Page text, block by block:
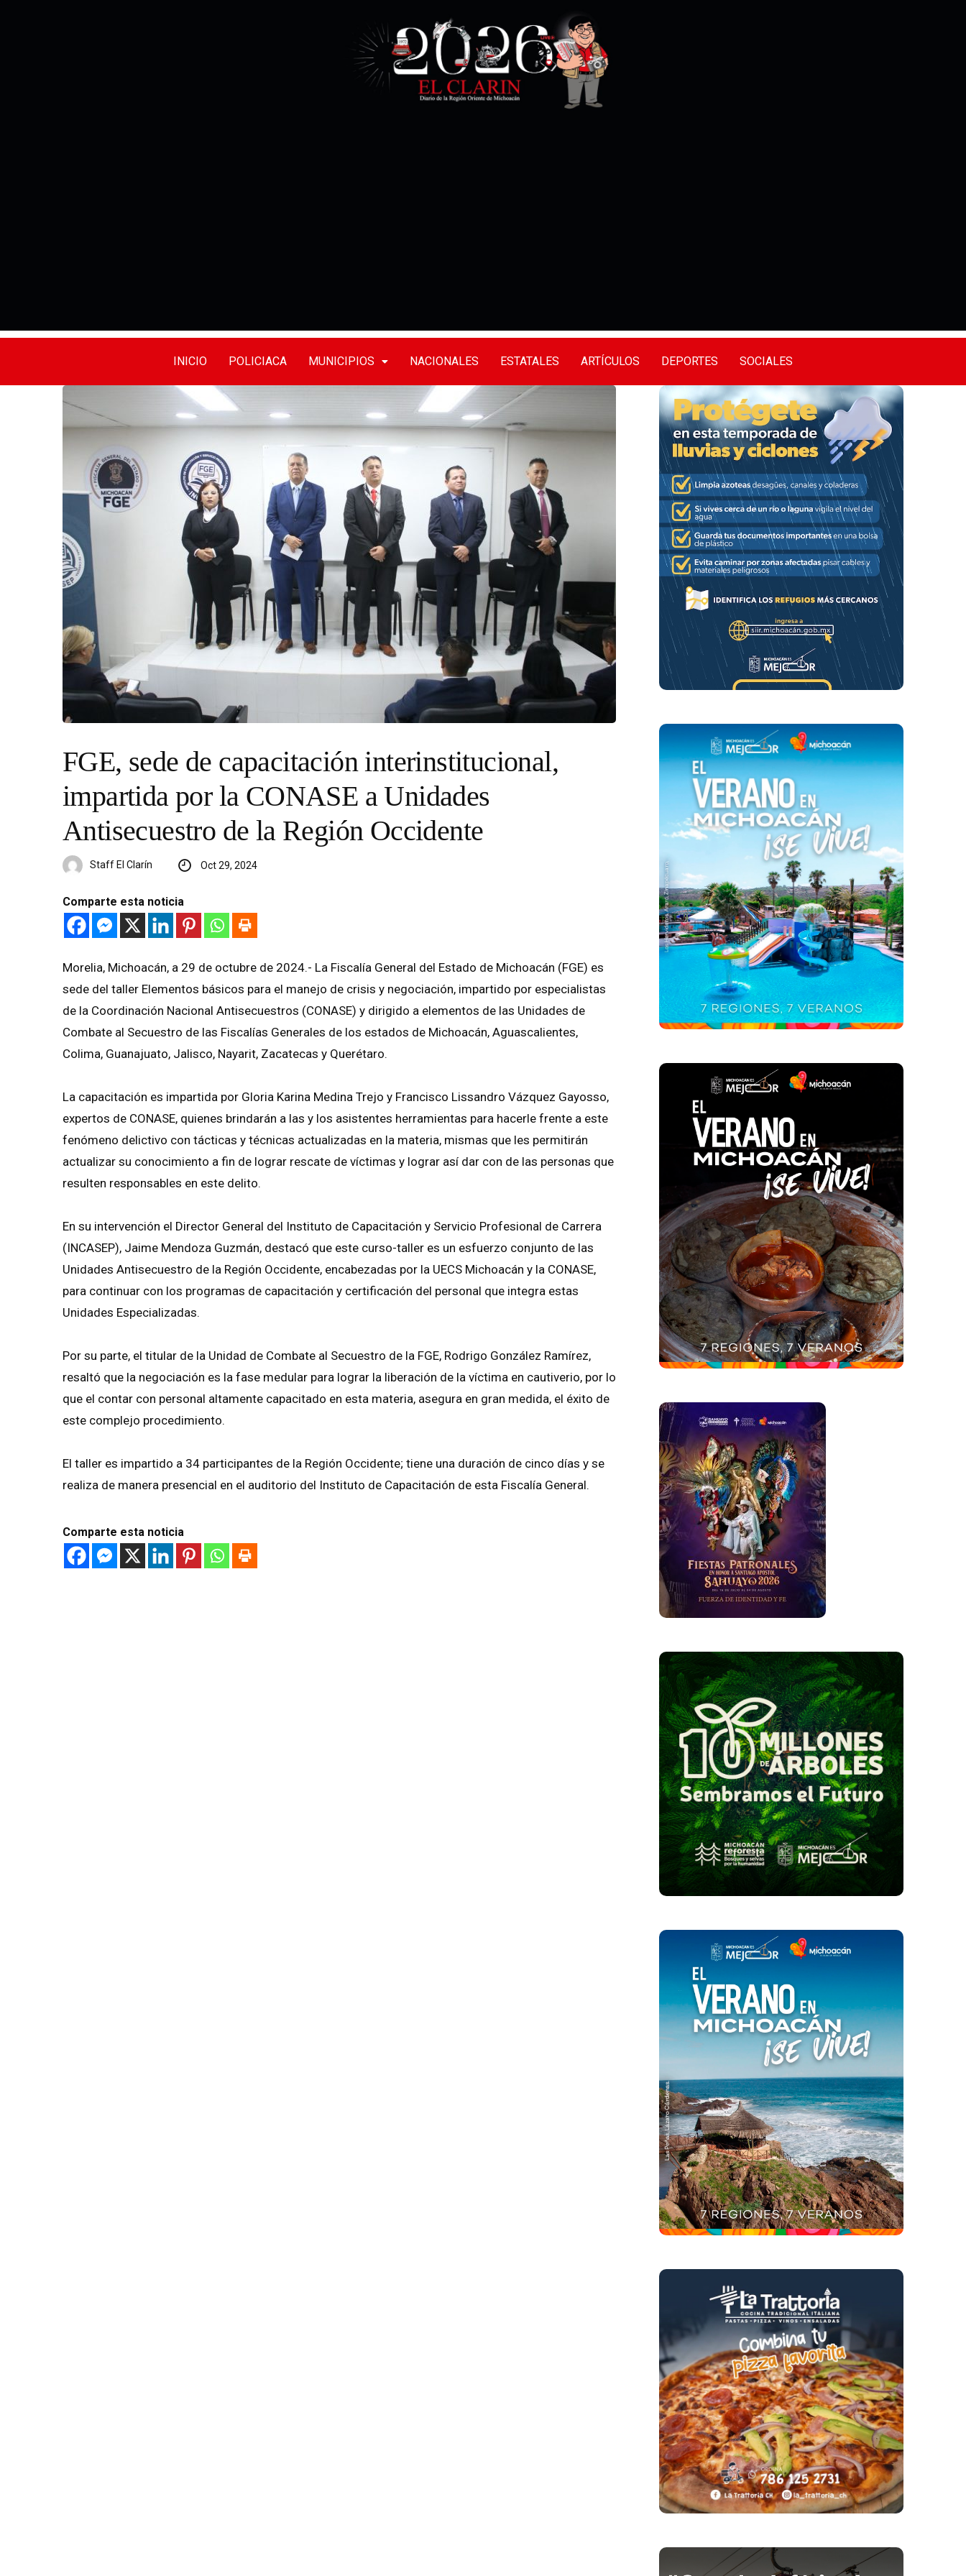
INICIO POLICIACA MUNICIPIOS NACIONALES ESTATALES ARTÍCULOS DEPORTES SOCIALES
FGE, sede de capacitación interinstitucional,
impartida por la CONASE a Unidades
Antisecuestro de la Región Occidente
Staff El Clarín Oct 29, 2024
Comparte esta noticia
Morelia, Michoacán, a 29 de octubre de 2024.- La Fiscalía General del Estado de Michoacán (FGE) es
sede del taller Elementos básicos para el manejo de crisis y negociación, impartido por especialistas
de la Coordinación Nacional Antisecuestros (CONASE) y dirigido a elementos de las Unidades de
Combate al Secuestro de las Fiscalías Generales de los estados de Michoacán, Aguascalientes,
Colima, Guanajuato, Jalisco, Nayarit, Zacatecas y Querétaro.
La capacitación es impartida por Gloria Karina Medina Trejo y Francisco Lissandro Vázquez Gayosso,
expertos de CONASE, quienes brindarán a las y los asistentes herramientas para hacerle frente a este
fenómeno delictivo con tácticas y técnicas actualizadas en la materia, mismas que les permitirán
actualizar su conocimiento a fin de lograr rescate de víctimas y lograr así dar con de las personas que
resulten responsables en este delito.
En su intervención el Director General del Instituto de Capacitación y Servicio Profesional de Carrera
(INCASEP), Jaime Mendoza Guzmán, destacó que este curso-taller es un esfuerzo conjunto de las
Unidades Antisecuestro de la Región Occidente, encabezadas por la UECS Michoacán y la CONASE,
para continuar con los programas de capacitación y certificación del personal que integra estas
Unidades Especializadas.
Por su parte, el titular de la Unidad de Combate al Secuestro de la FGE, Rodrigo González Ramírez,
resaltó que la negociación es la fase medular para lograr la liberación de la víctima en cautiverio, por lo
que el contar con personal altamente capacitado en esta materia, asegura en gran medida, el éxito de
este complejo procedimiento.
El taller es impartido a 34 participantes de la Región Occidente; tiene una duración de cinco días y se
realiza de manera presencial en el auditorio del Instituto de Capacitación de esta Fiscalía General.
Comparte esta noticia